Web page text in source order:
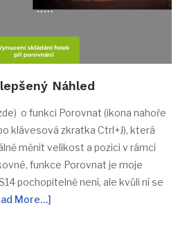
Náhled
o funkci Porovnat (ikona nahoře
klávesová zkratka Ctrl+J), která
měnit velikost a pozici v rámci
funkce Porovnat je moje
pochopitelně není, ale kvůli ní se
More…]